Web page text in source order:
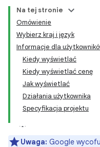
Na tej stronie
Omówienie
Wybierz kraj i język
Informacje dla
Kiedy wyświetlać
Kiedy wyświetlać cenę
Jak wyświetlać
Działania użytkownika
Specyfikacja projektu
Uwaga: Google